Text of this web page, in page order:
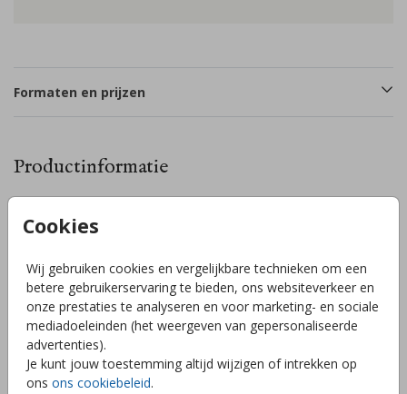
Cookies
Wij gebruiken cookies en vergelijkbare technieken om een
betere gebruikerservaring te bieden, ons websiteverkeer en
onze prestaties te analyseren en voor marketing- en sociale
mediadoeleinden (het weergeven van gepersonaliseerde
advertenties).
Je kunt jouw toestemming altijd wijzigen of intrekken op
ons ons cookiebeleid.
Formaten en prijzen
Productinformatie
Omschrijving
baby met hond - beide vervangbaar door een andere
silhouet of andere gezinssamenstelling. Pas de kleuren en/of
gegevens gemakkelijk aan in de handige online editor. Voor
hulp, vragen of silhouetten die je niet terug kunt vinden in de
editor, kun je altijd een berichtje sturen - wij helpen je graag!
// Charlie // Mees
Toon meer